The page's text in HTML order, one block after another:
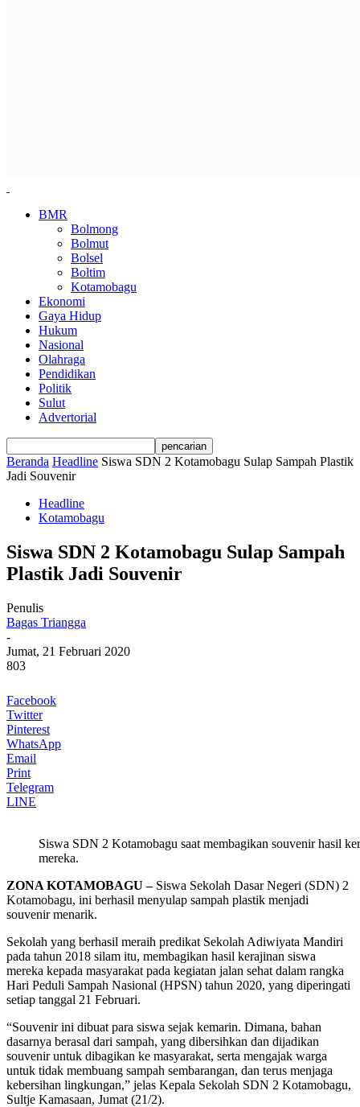
BMR
Bolmong
Bolmut
Bolsel
Boltim
Kotamobagu
Ekonomi
Gaya Hidup
Hukum
Nasional
Olahraga
Pendidikan
Politik
Sulut
Advertorial
Beranda Headline Siswa SDN 2 Kotamobagu Sulap Sampah Plastik
Jadi Souvenir
Headline
Kotamobagu
Siswa SDN 2 Kotamobagu Sulap Sampah
Plastik Jadi Souvenir
Penulis
Bagas Triangga
-
Jumat, 21 Februari 2020
803
Facebook
Twitter
Pinterest
WhatsApp
Email
Print
Telegram
LINE
Siswa SDN 2 Kotamobagu saat membagikan souvenir hasil
mereka.
ZONA KOTAMOBAGU –Siswa Sekolah Dasar Negeri (SDN) 2
Kotamobagu, ini berhasil menyulap sampah plastik menjadi
souvenir menarik.
Sekolah yang berhasil meraih predikat Sekolah Adiwiyata Mandiri
pada tahun 2018 silam itu, membagikan hasil kerajinan siswa
mereka kepada masyarakat pada kegiatan jalan sehat dalam rangka
Hari Peduli Sampah Nasional (HPSN) tahun 2020, yang diperingati
setiap tanggal 21 Februari.
“Souvenir ini dibuat para siswa sejak kemarin. Dimana, bahan
dasarnya berasal dari sampah, yang dibersihkan dan dijadikan
souvenir untuk dibagikan ke masyarakat, serta mengajak warga
untuk tidak membuang sampah sembarangan, dan terus menjaga
kebersihan lingkungan,” jelas Kepala Sekolah SDN 2 Kotamobagu,
Sultje Kamasaan, Jumat (21/2).